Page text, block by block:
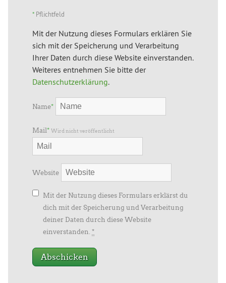
* Pflichtfeld
Mit der Nutzung dieses Formulars erklären Sie
sich mit der Speicherung und Verarbeitung
Ihrer Daten durch diese Website einverstanden.
Weiteres entnehmen Sie bitte der
Datenschutzerklärung.
Name*
Mail* Wird nicht veröffentlicht
Website
Mit der Nutzung dieses Formulars erklärst du
dich mit der Speicherung und Verarbeitung
deiner Daten durch diese Website
einverstanden. *